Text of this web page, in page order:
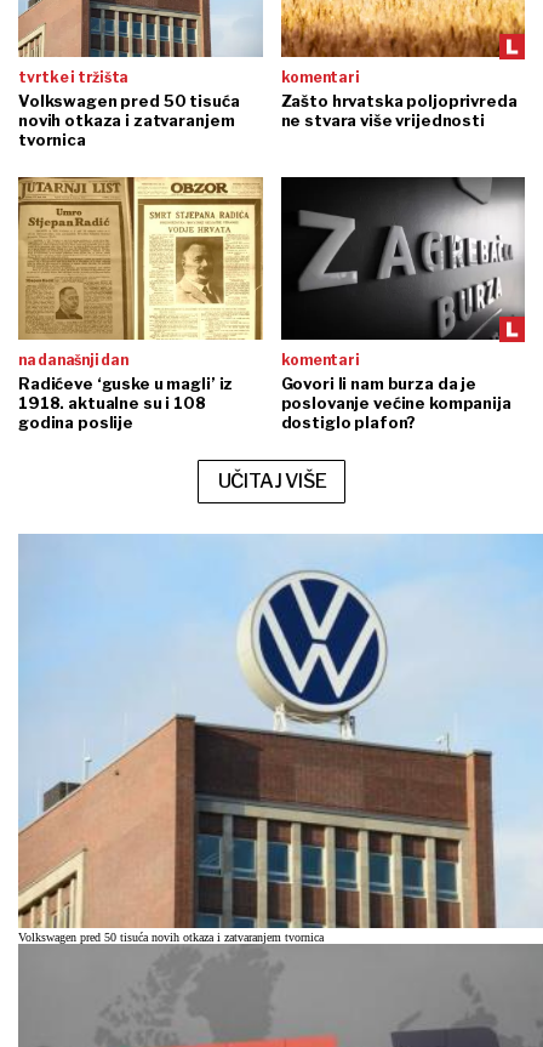
tvrtke i tržišta
Volkswagen pred 50 tisuća
novih otkaza i zatvaranjem
tvornica
komentari
Zašto hrvatska poljoprivreda
ne stvara više vrijednosti
na današnji dan
Radićeve ‘guske u magli’ iz
1918. aktualne su i 108
godina poslije
komentari
Govori li nam burza da je
poslovanje većine kompanija
dostiglo plafon?
UČITAJ VIŠE
Volkswagen pred 50 tisuća novih otkaza i zatvaranjem tvornica